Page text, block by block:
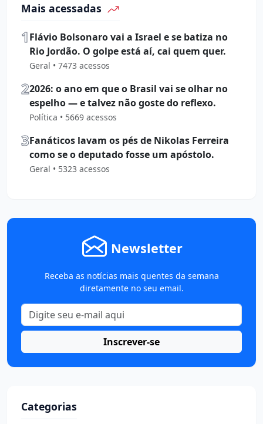
Mais acessadas
1Flávio Bolsonaro vai a Israel e se batiza no
Rio Jordão. O golpe está aí, cai quem quer.
Geral • 7473 acessos
22026: o ano em que o Brasil vai se olhar no
espelho — e talvez não goste do reflexo.
Política • 5669 acessos
3Fanáticos lavam os pés de Nikolas Ferreira
como se o deputado fosse um apóstolo.
Geral • 5323 acessos
Newsletter
Receba as notícias mais quentes da semana
diretamente no seu email.
Inscrever-se
Categorias